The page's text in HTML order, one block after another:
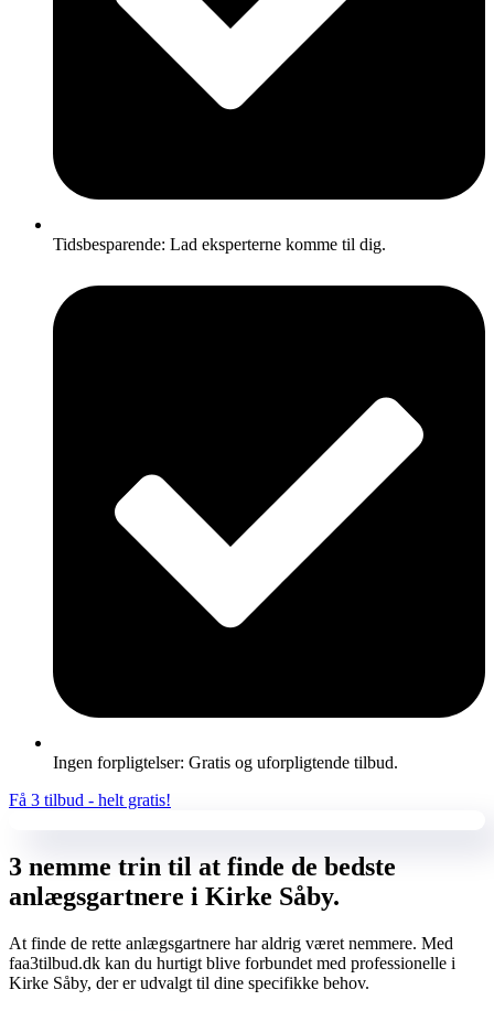
Tidsbesparende: Lad eksperterne komme til dig.
Ingen forpligtelser: Gratis og uforpligtende tilbud.
Få 3 tilbud - helt gratis!
3 nemme trin til at finde de bedste
anlægsgartnere i Kirke Såby.
At finde de rette anlægsgartnere har aldrig været nemmere. Med
faa3tilbud.dk kan du hurtigt blive forbundet med professionelle i
Kirke Såby, der er udvalgt til dine specifikke behov.